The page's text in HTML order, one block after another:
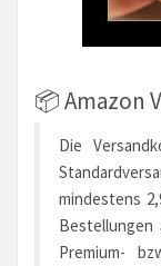
📦 Amazon
Die
mindestens
Bestellungen
Premium-